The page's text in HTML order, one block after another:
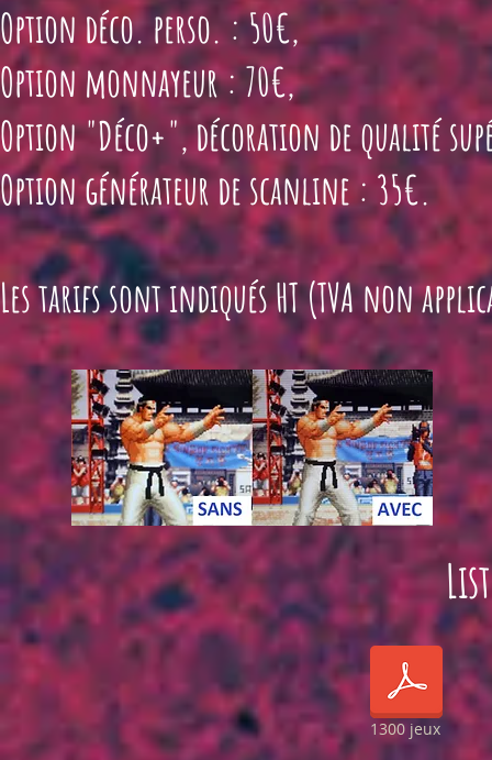
Option déco. perso. : 50€,
Option monnayeur : 70€,
Option "Déco+", décoration de qualité
Option générateur de scanline : 35€.
Les tarifs sont indiqués HT (TVA non
1300 jeux